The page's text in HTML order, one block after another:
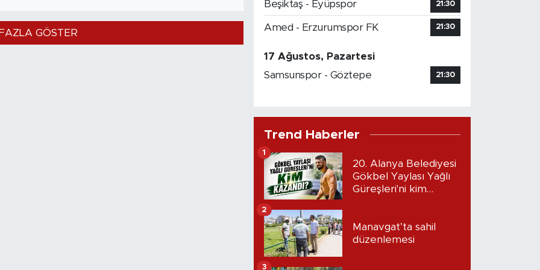
GÖSTER
Beşiktaş - Eyüpspor 21:30
Amed - Erzurumspor FK 21:30
17 Ağustos, Pazartesi
Samsunspor - Göztepe
21:30
Trend Haberler
20. Alanya Belediyesi
Gökbel Yaylası Yağlı
Güreşleri'ni kim
1
Manavgat’ta sahil
düzenlemesi
2
3